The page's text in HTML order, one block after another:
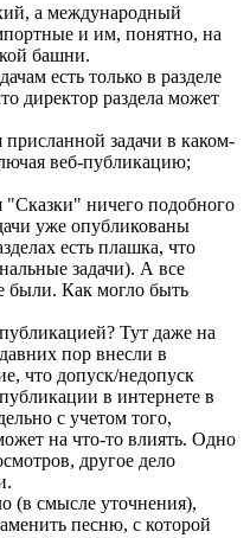
а международный
и им, понятно, на
башни.
есть только в разделе
директор раздела может
задачи в каком-
веб-публикацию;
"Сказки" ничего подобного
уже опубликованы
есть плашка, что
задачи). А все
были. Как могло быть
Тут даже на
пор внесли в
что допуск/недопуск
в интернете в
с учетом того,
на что-то влиять. Одно
другое дело
(в смысле уточнения),
песню, с которой